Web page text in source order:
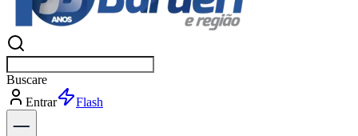
Buscarn
Entrar
Explorar